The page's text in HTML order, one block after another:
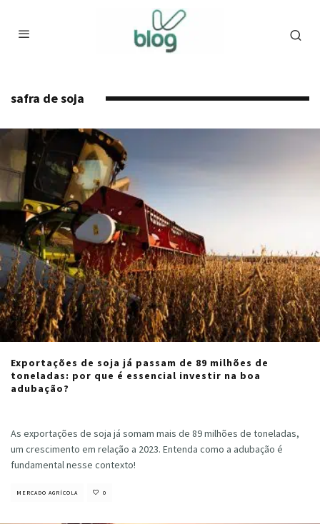
safra de soja
Exportações de soja já passam de 89 milhões de
toneladas: por que é essencial investir na boa
adubação?
As exportações de soja já somam mais de 89 milhões de toneladas,
um crescimento em relação a 2023. Entenda como a adubação é
fundamental nesse contexto!
MERCADO AGRÍCOLA 0